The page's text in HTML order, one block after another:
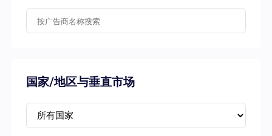
国家/地区与垂直市场